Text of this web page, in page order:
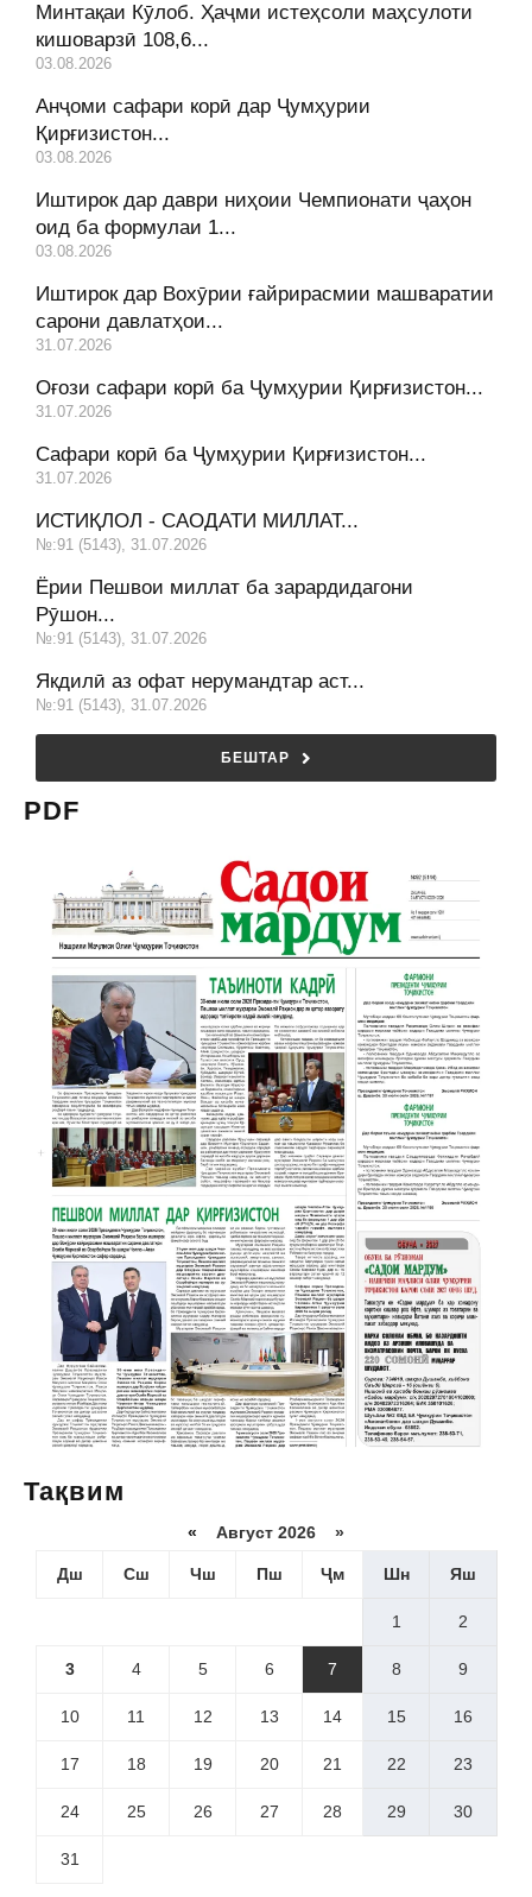
Минтақаи Кӯлоб. Ҳаҷми истеҳсоли маҳсулоти
кишоварзӣ 108,6...
03.08.2026
Анҷоми сафари корӣ дар Ҷумҳурии
Қирғизистон...
03.08.2026
Иштирок дар даври ниҳоии Чемпионати ҷаҳон
оид ба формулаи 1...
03.08.2026
Иштирок дар Вохӯрии ғайрирасмии машваратии
сарони давлатҳои...
31.07.2026
Оғози сафари корӣ ба Ҷумҳурии Қирғизистон...
31.07.2026
Сафари корӣ ба Ҷумҳурии Қирғизистон...
31.07.2026
ИСТИҚЛОЛ - САОДАТИ МИЛЛАТ...
№:91 (5143), 31.07.2026
Ёрии Пешвои миллат ба зарардидагони
Рӯшон...
№:91 (5143), 31.07.2026
Якдилӣ аз офат нерумандтар аст...
№:91 (5143), 31.07.2026
БЕШТАР
PDF
Тақвим
« Август 2026 »
Дш Сш Чш Пш Ҷм Шн Яш
1 2
3 4 5 6 7 8 9
10 11 12 13 14 15 16
17 18 19 20 21 22 23
24 25 26 27 28 29 30
31